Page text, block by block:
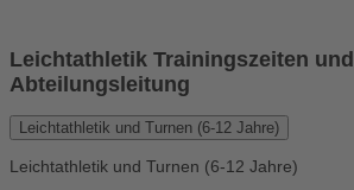
Leichtathletik Trainingszeiten und
Abteilungsleitung
Leichtathletik und Turnen (6-12 Jahre)
Leichtathletik und Turnen (6-12 Jahre)